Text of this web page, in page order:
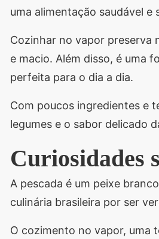
uma alimentação saudável e
Cozinhar no vapor preserva
e macio. Além disso, é uma
perfeita para o dia a dia.
Com poucos ingredientes e
legumes e o sabor delicado
Curiosidades
A pescada é um peixe
culinária brasileira por ser
O cozimento no vapor, uma